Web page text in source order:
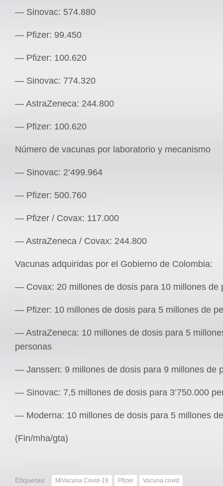
— Sinovac: 574.880
— Pfizer: 99.450
— Pfizer: 100.620
— Sinovac: 774.320
— AstraZeneca: 244.800
— Pfizer: 100.620
Número de vacunas por laboratorio y mecanismo
— Sinovac: 2’499.964
— Pfizer: 500.760
— Pfizer / Covax: 117.000
— AstraZeneca / Covax: 244.800
Vacunas adquiridas por el Gobierno de Colombia:
— Covax: 20 millones de dosis para 10 millones de
— Pfizer: 10 millones de dosis para 5 millones de
— AstraZeneca: 10 millones de dosis para 5
personas
— Janssen: 9 millones de dosis para 9 millones de
— Sinovac: 7,5 millones de dosis para 3’750.000
— Moderna: 10 millones de dosis para 5 millones
(Fin/mha/gta)
Etiquetas: MiVacuna Covid-19 Pfizer Vacuna covid